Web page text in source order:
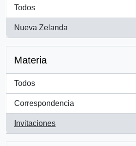
Todos
Nueva Zelanda
, 1 resultados
Materia
Todos
Correspondencia
, 1 resultados
Invitaciones
, 1 resultados